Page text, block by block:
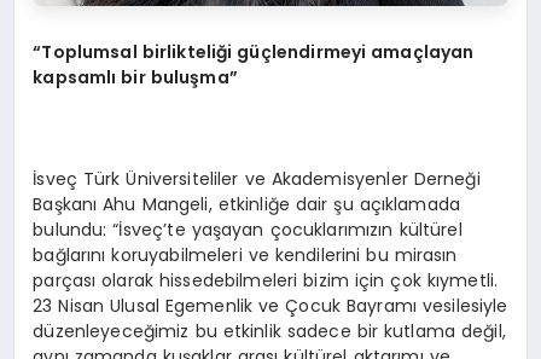
“Toplumsal birlikteliği güçlendirmeyi amaçlayan
kapsamlı bir buluşma”
İsveç Türk Üniversiteliler ve Akademisyenler Derneği
Başkanı Ahu Mangeli, etkinliğe dair şu açıklamada
bulundu: “İsveç’te yaşayan çocuklarımızın kültürel
bağlarını koruyabilmeleri ve kendilerini bu mirasın
parçası olarak hissedebilmeleri bizim için çok kıymetli.
23 Nisan Ulusal Egemenlik ve Çocuk Bayramı vesilesiyle
düzenleyeceğimiz bu etkinlik sadece bir kutlama değil,